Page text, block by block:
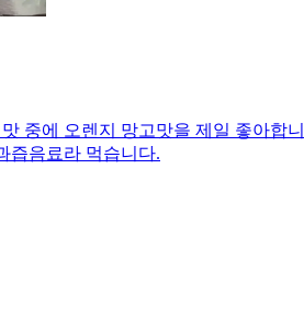
중에 오렌지 망고맛을 제일 좋아
즙음료라 먹습니다.